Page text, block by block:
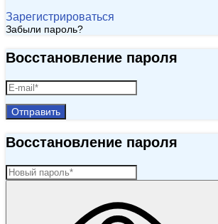
Зарегистрироваться
Забыли пароль?
Восстановление пароля
Отправить
Восстановление пароля